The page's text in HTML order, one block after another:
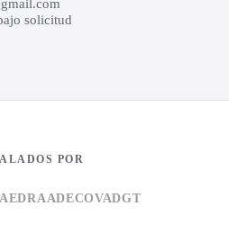
solicitud
POR
AEDRAADECOVADGT